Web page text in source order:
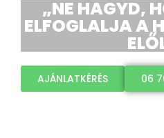
„NE HAGYD,
ELFOGLALJA A
AJÁNLATKÉRÉS 06